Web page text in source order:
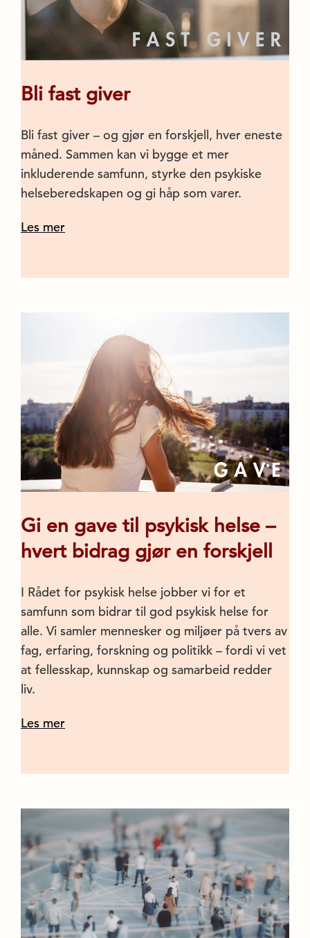
Bli fast giver
Bli fast giver – og gjør en forskjell, hver eneste
måned. Sammen kan vi bygge et mer
inkluderende samfunn, styrke den psykiske
helseberedskapen og gi håp som varer.
Les mer
Gi en gave til psykisk helse –
hvert bidrag gjør en forskjell
I Rådet for psykisk helse jobber vi for et
samfunn som bidrar til god psykisk helse for
alle. Vi samler mennesker og miljøer på tvers av
fag, erfaring, forskning og politikk – fordi vi vet
at fellesskap, kunnskap og samarbeid redder
liv.
Les mer